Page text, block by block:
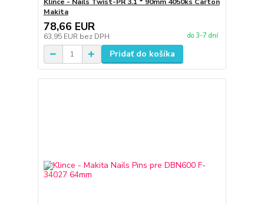
Klince - Nails Twist-PR 3.1 * 90mm 4050ks Carton
Makita
78,66 EUR
63,95 EUR bez DPH do 3-7 dní
Pridať do košíka